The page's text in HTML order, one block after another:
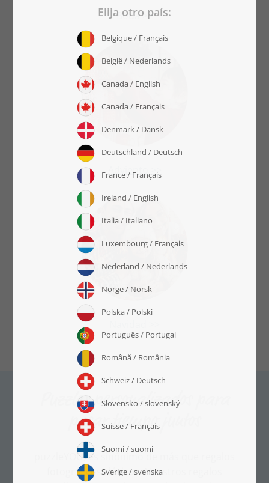
Boda >>
Adviento >>
Puzzles personalizados para
pasar tiempo juntos
puzzleYOU, es sinónimo de más que regalos
fotográficos clásicos. Nuestros regalos